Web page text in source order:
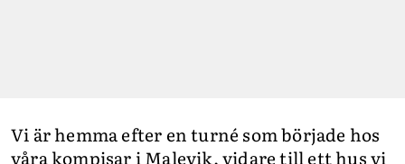
Vi är hemma efter en turné som började hos
våra kompisar i Malevik, vidare till ett hus vi